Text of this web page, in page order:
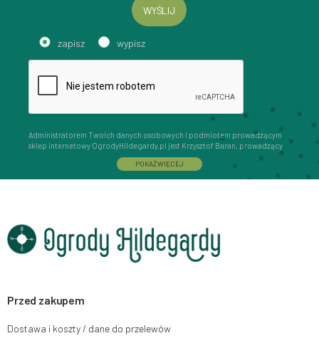
WYŚLIJ
zapisz wypisz
Administratorem Twoich danych osobowych i podmiotem prowadzącym
sklep internetowy OgrodyHildegardy.pl jest Krzysztof Baran, prowadzący
działalność gospodarczą pod firmą: Mouton Interactive Krzysztof Baran
wpisaną do Centralnej Ewidencji i Informacji o Działalności Gospodarczej,
adres głównego miejsca wykonywania działalności w Siedlcach, ul.
chwili rezygnacji z subskrypcji.
Przysługuje Ci prawo do żądania dostępu do swoich danych osobowych,
ich sprostowania, usunięcia, ograniczenia przetwarzania, wniesienia
momencie bez wpływu na zgodność z prawem przetwarzania, którego
dokonano na podstawie zgody przed jej cofnięciem. W tym celu możesz
e-mail lub pisemnie na adres siedziby.
POKAŻ WIĘCEJ
Przed zakupem
Dostawa i koszty / dane do przelewów